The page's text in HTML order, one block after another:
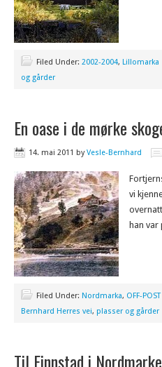
Filed Under: 2002-2004, Lillomarka
og gårder
En oase i de mørke
14. mai 2011 byVesle-Bernhard
vi
han
Filed Under: Nordmarka, OFF-POST
Bernhard Herres vei, plasser og gårder
Til Finnstad i